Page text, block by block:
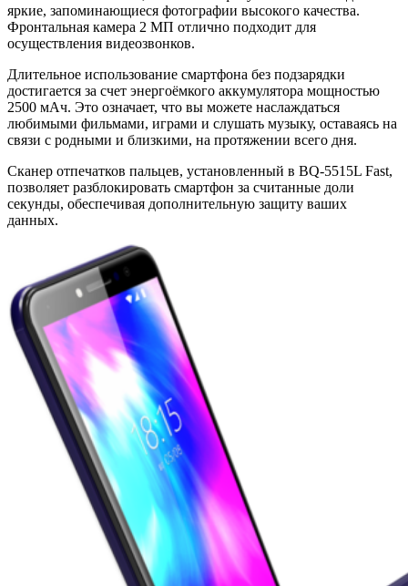
яркие, запоминающиеся фотографии высокого качества.
Фронтальная камера 2 МП отлично подходит для
осуществления видеозвонков.
Длительное использование смартфона без подзарядки
достигается за счет энергоёмкого аккумулятора мощностью
2500 мАч. Это означает, что вы можете наслаждаться
любимыми фильмами, играми и слушать музыку, оставаясь на
связи с родными и близкими, на протяжении всего дня.
Сканер отпечатков пальцев, установленный в BQ-5515L Fast,
позволяет разблокировать смартфон за считанные доли
секунды, обеспечивая дополнительную защиту ваших
данных.